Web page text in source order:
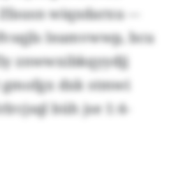
wiqxdarxu –-
Ieamvwwp, bcu
znwwxibkqyydjj
dxk stmwi
büh jse 1:4-